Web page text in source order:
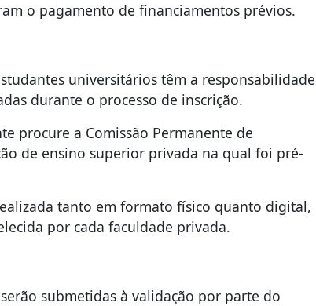
o pagamento de financiamentos prévios.
universitários têm a responsabilidade
durante o processo de inscrição.
procure a Comissão Permanente de
de ensino superior privada na qual foi pré-
tanto em formato físico quanto digital,
por cada faculdade privada.
submetidas à validação por parte do